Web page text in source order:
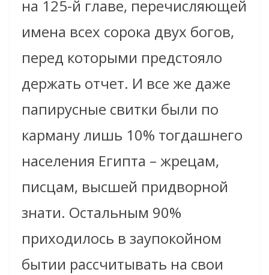
на 125-й главе, перечисляющей
имена всех сорока двух богов,
перед которыми предстояло
держать отчет. И все же даже
папирусные свитки были по
карману лишь 10% тогдашнего
населения Египта – жрецам,
писцам, высшей придворной
знати. Остальным 90%
приходилось в заупокойном
бытии рассчитывать на свои